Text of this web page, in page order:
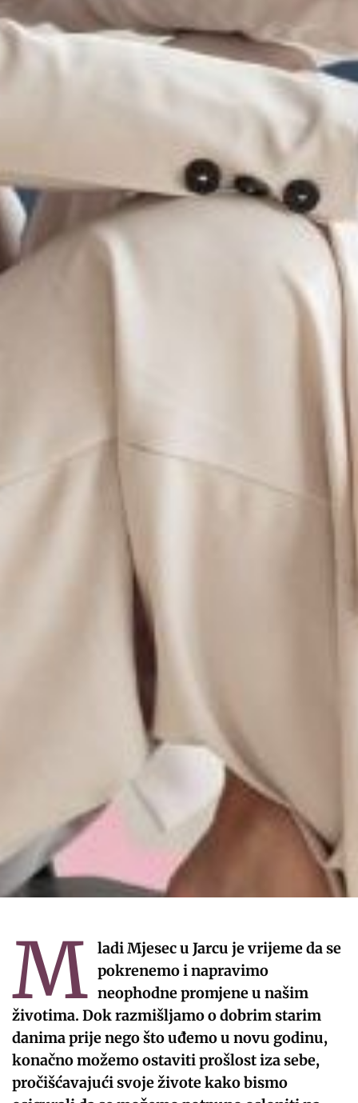
M ladi Mjesec u Jarcu je vrijeme da se
pokrenemo i napravimo
neophodne promjene u našim
životima. Dok razmišljamo o dobrim starim
danima prije nego što uđemo u novu godinu,
konačno možemo ostaviti prošlost iza sebe,
pročišćavajući svoje živote kako bismo